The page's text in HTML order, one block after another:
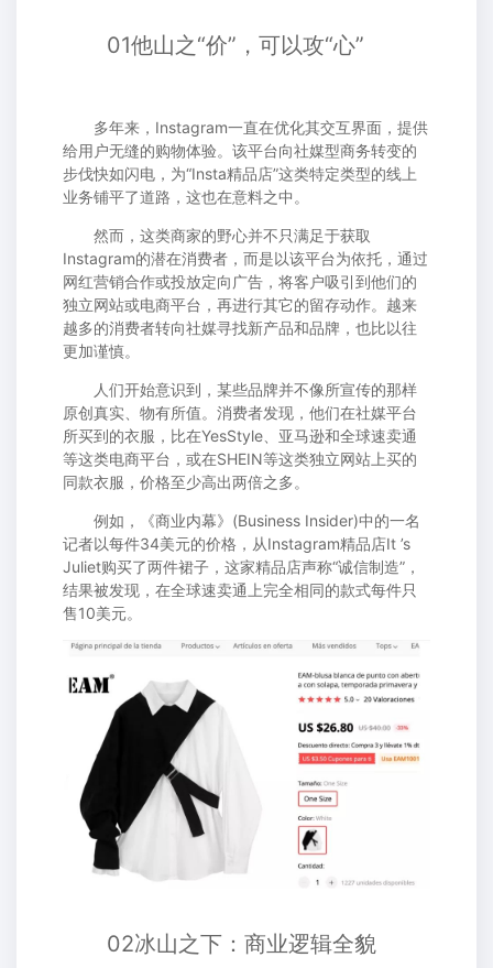
01他山之“价”，可以攻“心”
多年来，Instagram一直在优化其交互界面，提供
给用户无缝的购物体验。该平台向社媒型商务转变的
步伐快如闪电，为“Insta精品店”这类特定类型的线上
业务铺平了道路，这也在意料之中。
然而，这类商家的野心并不只满足于获取
Instagram的潜在消费者，而是以该平台为依托，通过
网红营销合作或投放定向广告，将客户吸引到他们的
独立网站或电商平台，再进行其它的留存动作。越来
越多的消费者转向社媒寻找新产品和品牌，也比以往
更加谨慎。
人们开始意识到，某些品牌并不像所宣传的那样
原创真实、物有所值。消费者发现，他们在社媒平台
所买到的衣服，比在YesStyle、亚马逊和全球速卖通
等这类电商平台，或在SHEIN等这类独立网站上买的
同款衣服，价格至少高出两倍之多。
例如，《商业内幕》(Business Insider)中的一名
记者以每件34美元的价格，从Instagram精品店It ’s
Juliet购买了两件裙子，这家精品店声称“诚信制造”，
结果被发现，在全球速卖通上完全相同的款式每件只
售10美元。
02冰山之下：商业逻辑全貌